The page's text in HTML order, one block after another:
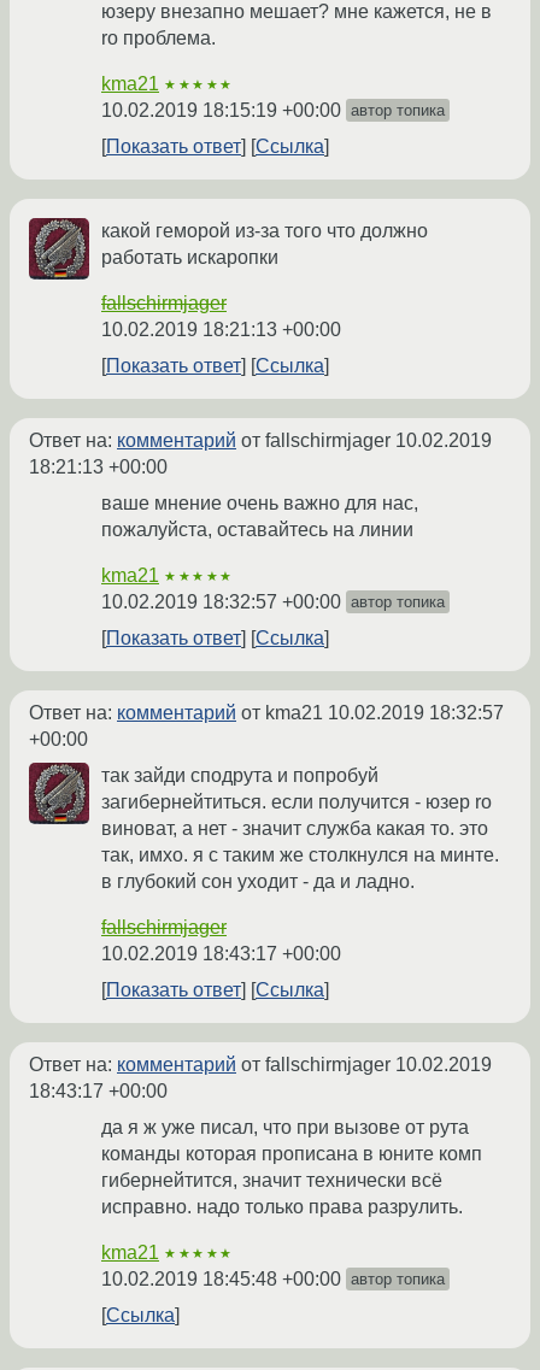
юзеру внезапно мешает? мне кажется, не в
ro проблема.
kma21 ★★★★★
10.02.2019 18:15:19 +00:00 автор топика
Показать ответ Ссылка
какой геморой из-за того что должно
работать искаропки
fallschirmjager
10.02.2019 18:21:13 +00:00
Показать ответ
Ссылка
Ответ на: комментарий от fallschirmjager 10.02.2019
18:21:13 +00:00
ваше мнение очень важно для нас,
пожалуйста, оставайтесь на линии
kma21 ★★★★★
10.02.2019 18:32:57 +00:00 автор топика
Показать ответ Ссылка
Ответ на: комментарий от kma21 10.02.2019 18:32:57
+00:00
так зайди сподрута и попробуй
загибернейтиться. если получится - юзер ro
виноват, а нет - значит служба какая то. это
так, имхо. я с таким же столкнулся на минте.
в глубокий сон уходит - да и ладно.
fallschirmjager
10.02.2019 18:43:17 +00:00
Показать ответ
Ссылка
Ответ на: комментарий от fallschirmjager 10.02.2019
18:43:17 +00:00
да я ж уже писал, что при вызове от рута
команды которая прописана в юните комп
гибернейтится, значит технически всё
исправно. надо только права разрулить.
kma21 ★★★★★
10.02.2019 18:45:48 +00:00 автор топика
Ссылка